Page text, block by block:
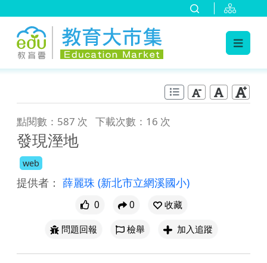
點閱數：587 次 下載次數：16 次
發現溼地
web
提供者： 薛麗珠 (新北市立網溪國小)
0 0
收藏
問題回報
檢舉 加入追蹤